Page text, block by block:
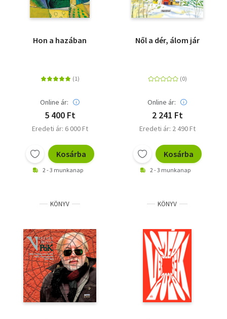
Hon a hazában
Online ár:
5 400 Ft
Eredeti ár: 6 000 Ft
Kosárba
2 - 3 munkanap
Nől a dér, álom jár
Online ár:
2 241 Ft
Eredeti ár: 2 490 Ft
Kosárba
2 - 3 munkanap
KÖNYV KÖNYV